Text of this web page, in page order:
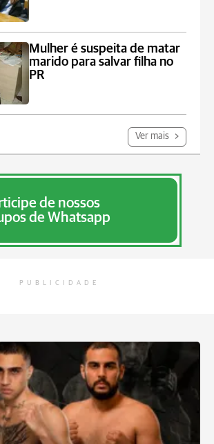
Mulher é suspeita de matar
marido para salvar filha no
PR
Ver mais
de nossos
de Whatsapp
PUBLICIDADE